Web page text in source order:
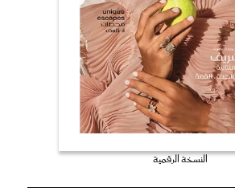
النسخة الرقمية